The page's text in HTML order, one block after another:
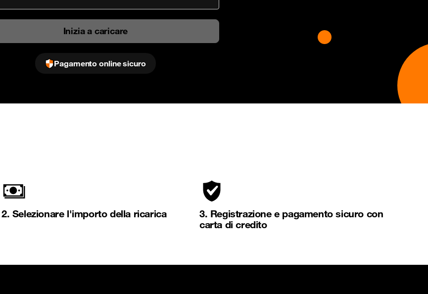
Inizia a caricare
Pagamento online sicuro
2. Selezionare l'importo della ricarica
3. Registrazione e pagamento sicuro con
carta di credito